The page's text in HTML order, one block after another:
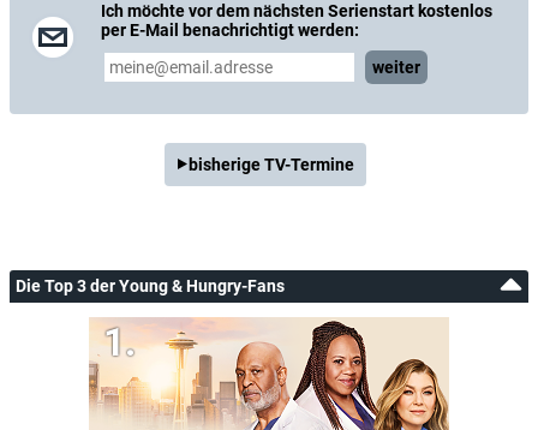
Ich möchte vor dem nächsten Serienstart kostenlos
per E-Mail benachrichtigt werden:
weiter
bisherige TV-Termine
Die Top 3 der Young & Hungry-Fans